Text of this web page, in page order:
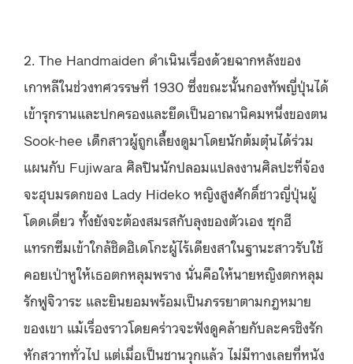
2. The Handmaiden ดำเนินเรื่องด้วยฉากหลังของ
เกาหลีในช่วงทศวรรษที่ 1930 ซึ่งขณะนั้นกองทัพญี่ปุ่นได้
เข้ารุกรานและปกครองและยึดเป็นอาณานิคมหนึ่งของตน
Sook-hee เด็กสาวผู้ถูกเลี้ยงดูมาโดยนักต้มตุ๋นได้ร่วม
แผนกับ Fujiwara ศิลปินนักปลอมแปลงงานศิลปะที่จ้อง
จะฮุบมรดกของ Lady Hideko หญิงสูงศักดิ์ชาวญี่ปุ่นผู้
โดดเดี่ยว ทั้งยังจะต้องสมรสกับลุงของตัวเอง ซุกฮี
แทรกซึมเข้าใกล้ชิดฮิเดโกะผู้ไร้เดียงสาในฐานะสาวรับใช้
คอยเป่าหูให้เธอตกหลุมพราง นั่นคือให้นายหญิงตกหลุม
รักฟูจิวาระ และยินยอมพร้อมเป็นภรรยาตามกฎหมาย
ของเขา แม้เรื่องราวโดยคร่าวจะฟังดูคล้ายกับละครชิงรัก
หักสวาททั่วไป แต่เมื่อเป็นชานวุกแล้ว ไม่มีทางเลยที่หนัง